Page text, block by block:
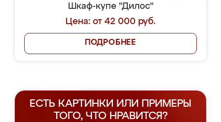
Шкаф-купе "Дилос"
Цена: от 42 000 руб.
ПОДРОБНЕЕ
ЕСТЬ КАРТИНКИ ИЛИ ПРИМЕРЫ
ТОГО, ЧТО НРАВИТСЯ?